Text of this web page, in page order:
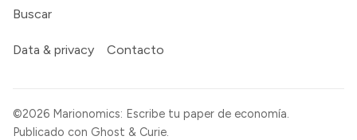
Buscar
Data & privacy Contacto
©2026 Marionomics: Escribe tu paper de economía.
Publicado con Ghost & Curie.